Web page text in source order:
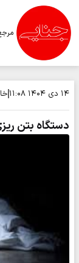
۱۴ دی ۱۴۰۴ ۱۱:۰۸
دستگاه بتن